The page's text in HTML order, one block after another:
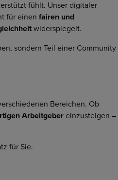
fühlt. Unser digitaler
für einenfairen und
widerspiegelt.
sondern Teil einer Community
Bereichen. Ob
Arbeitgeber einzusteigen –
für Sie.